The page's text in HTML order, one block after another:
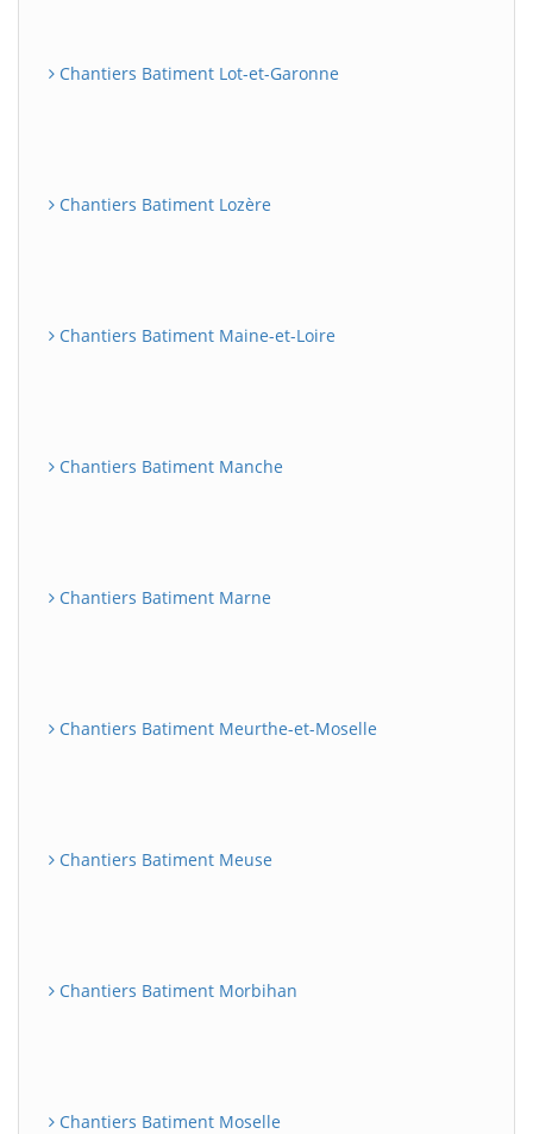
Chantiers Batiment Lot-et-Garonne
Chantiers Batiment Lozère
Chantiers Batiment Maine-et-Loire
Chantiers Batiment Manche
Chantiers Batiment Marne
Chantiers Batiment Meurthe-et-Moselle
Chantiers Batiment Meuse
Chantiers Batiment Morbihan
Chantiers Batiment Moselle